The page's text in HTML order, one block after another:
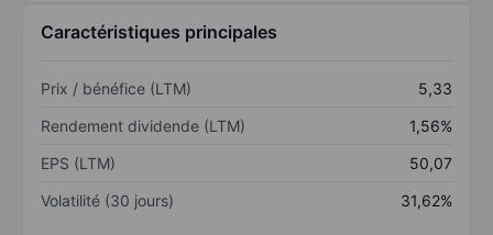
Caractéristiques principales
Prix / bénéfice (LTM)
5,33
Rendement dividende (LTM)
1,56%
EPS (LTM)
50,07
Volatilité (30 jours)
31,62%